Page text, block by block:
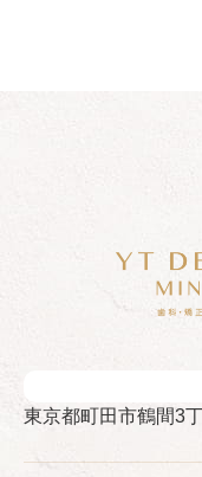
東京都町田市鶴間3